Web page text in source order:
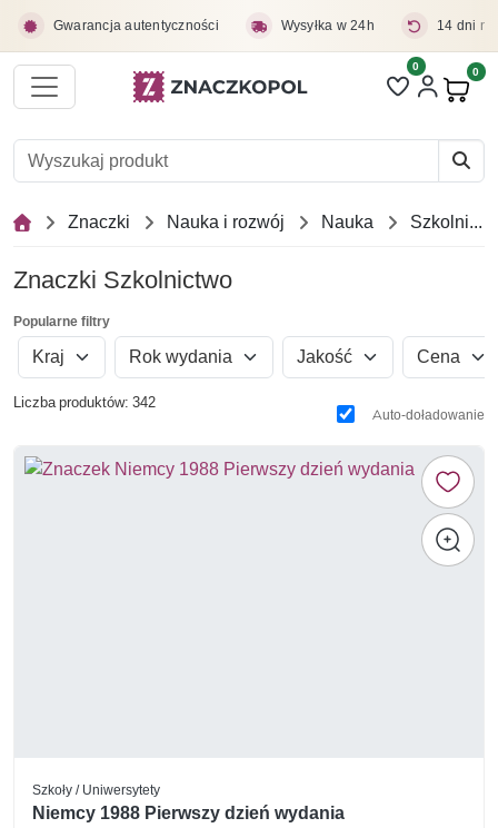
Gwarancja autentyczności Wysyłka w 24h 14 dni
Liczba pozycji
0 0
Znaczki Nauka i rozwój Nauka Szkolnictwo
Znaczki Szkolnictwo
Popularne filtry
Kraj Rok wydania Jakość Cena
Liczba produktów: 342
Auto-doładowanie
Szkoły / Uniwersytety
Niemcy 1988 Pierwszy dzień wydania